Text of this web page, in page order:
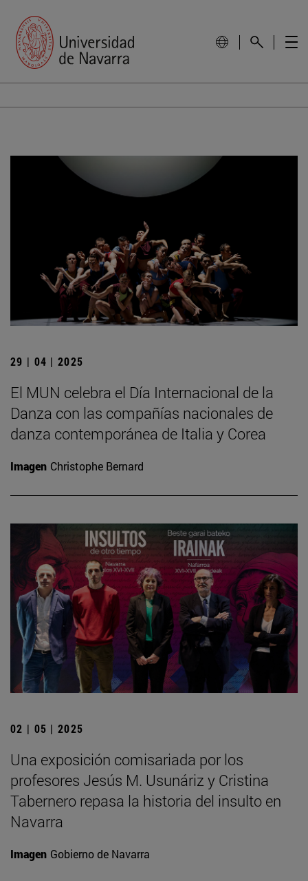
29 | 04 | 2025
El MUN celebra el Día Internacional de la
Danza con las compañías nacionales de
danza contemporánea de Italia y Corea
Imagen Christophe Bernard
02 | 05 | 2025
Una exposición comisariada por los
profesores Jesús M. Usunáriz y Cristina
Tabernero repasa la historia del insulto en
Navarra
Imagen Gobierno de Navarra